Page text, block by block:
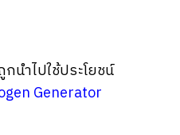
นำไปใช้ประโยชน์
Generator